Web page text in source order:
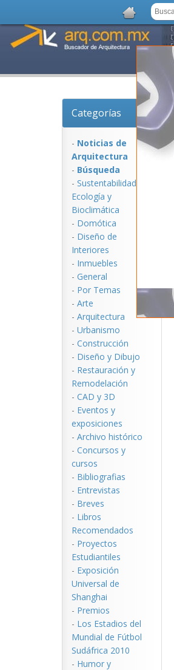
Categorías
- Noticias de
Arquitectura
- Búsqueda
- Sustentabilidad,
Ecologí­a y
Bioclimática
- Domótica
- Diseño de
Interiores
- Inmuebles
- General
- Por Temas
- Arte
- Arquitectura
- Urbanismo
- Construcción
- Diseño y Dibujo
- Restauración y
Remodelación
- CAD y 3D
- Eventos y
exposiciones
- Archivo histórico
- Concursos y
cursos
- Bibliografias
- Entrevistas
- Breves
- Libros
Recomendados
- Proyectos
Estudiantiles
- Exposición
Universal de
Shanghai
- Premios
- Los Estadios del
Mundial de Fútbol
Sudáfrica 2010
- Humor y